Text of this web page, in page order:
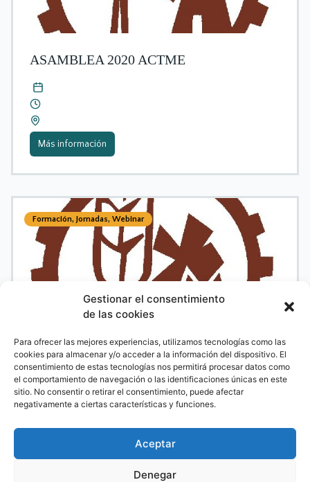
Gestionar el consentimiento
de las cookies
Para ofrecer las mejores experiencias, utilizamos tecnologías como las
cookies para almacenar y/o acceder a la información del dispositivo. El
consentimiento de estas tecnologías nos permitirá procesar datos como
el comportamiento de navegación o las identificaciones únicas en este
sitio. No consentir o retirar el consentimiento, puede afectar
negativamente a ciertas características y funciones.
Aceptar
Denegar
ASAMBLEA 2020 ACTME
Más información
Formación, Jornadas, Webinar
Webinar 08/06 TBN